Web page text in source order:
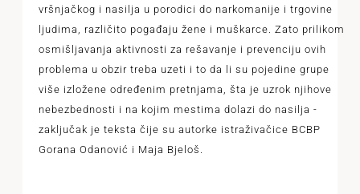
vršnjačkog i nasilja u porodici do narkomanije i trgovine
ljudima, različito pogađaju žene i muškarce. Zato prilikom
osmišljavanja aktivnosti za rešavanje i prevenciju ovih
problema u obzir treba uzeti i to da li su pojedine grupe
više izložene određenim pretnjama, šta je uzrok njihove
nebezbednosti i na kojim mestima dolazi do nasilja -
zaključak je teksta čije su autorke istraživačice BCBP
Gorana Odanović i Maja Bjeloš.